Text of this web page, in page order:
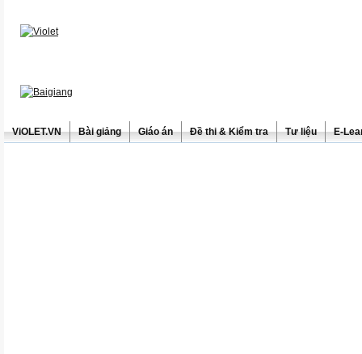
ViOLET.VN Bài giảng Giáo án Đề thi & Kiểm tra Tư liệu E-